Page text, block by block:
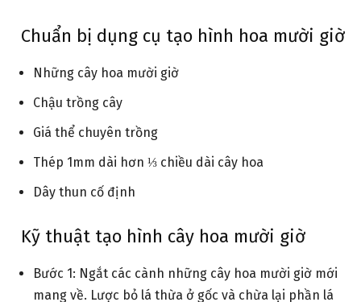
Chuẩn bị dụng cụ tạo hình hoa mười giờ
Những cây hoa mười giờ
Chậu trồng cây
Giá thể chuyên trồng
Thép 1mm dài hơn ⅓ chiều dài cây hoa
Dây thun cố định
Kỹ thuật tạo hình cây hoa mười giờ
Bước 1: Ngắt các cành những cây hoa mười giờ mới
mang về. Lược bỏ lá thừa ở gốc và chừa lại phần lá